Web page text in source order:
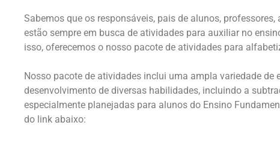
Sabemos que os responsáveis, pais de alunos,
estão sempre em busca de atividades para auxiliar no
isso, oferecemos o nosso pacote de atividades para
Nosso pacote de atividades inclui uma ampla variedade de
desenvolvimento de diversas habilidades, incluindo a
especialmente planejadas para alunos do Ensino
do link abaixo: